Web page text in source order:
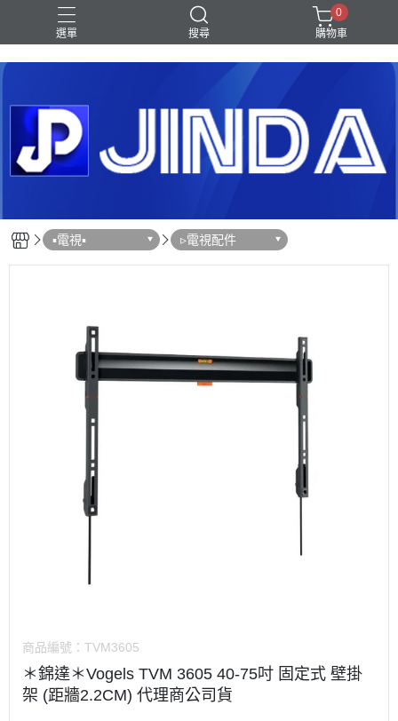
選單 搜尋
Shark｜Ninja 滾筒洗衣機 除濕機 電視
0
購物車
▪︎電視▪︎ ▹電視配件
商品編號： TVM3605
＊錦達＊Vogels TVM 3605 40-75吋 固定式 壁掛
架 (距牆2.2CM) 代理商公司貨